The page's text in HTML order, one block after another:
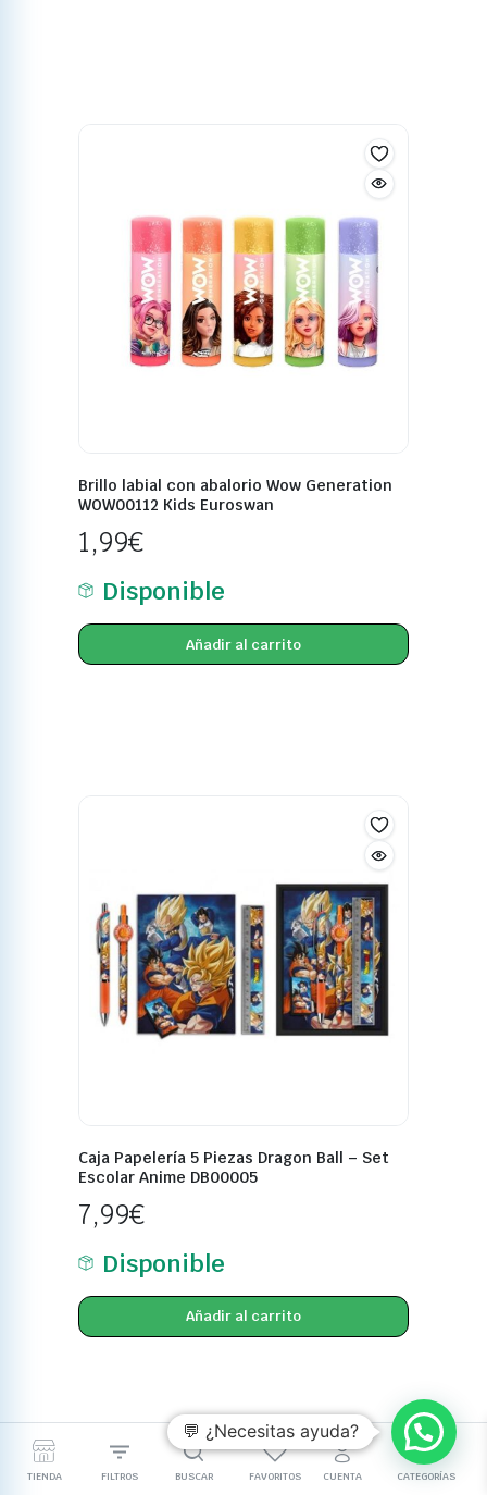
Brillo labial con abalorio Wow Generation
WOW00112 Kids Euroswan
1,99€
Disponible
Añadir al carrito
Caja Papelería 5 Piezas Dragon Ball – Set
Escolar Anime DB00005
7,99€
Disponible
Añadir al carrito
TIENDA FILTROS BUSCAR FAVORITOS CUENTA CATEGORÍAS
💬 ¿Necesitas ayuda?